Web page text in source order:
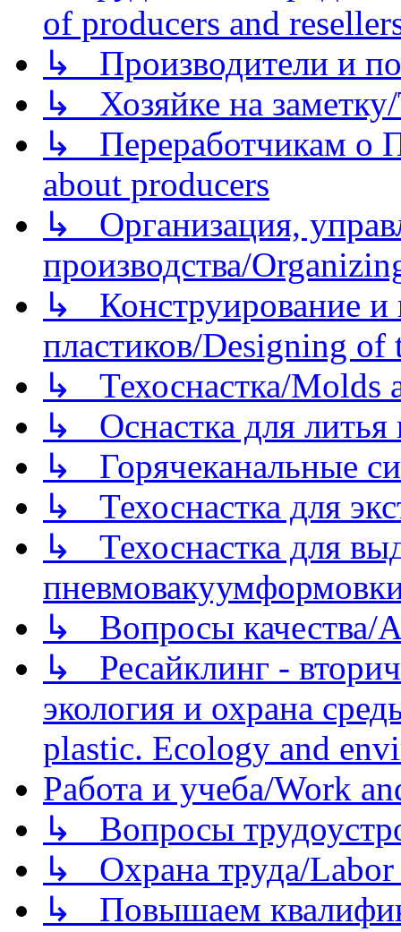
of producers and
↳ Производители и
↳ Хозяйке на
↳ Переработчикам о
about producers
↳ Организация,
производства/
↳ Конструирование и
пластиков/Designing of
↳ Техоснастка/Molds
↳ Оснастка для литья
↳ Горячеканальные
↳ Техоснастка для
↳ Техоснастка для
↳ Вопросы качества/
↳ Ресайклинг -
экология и охрана
plastic. Ecology and
Работа и учеба/Work
↳ Вопросы
↳ Охрана труда/Labor
↳ Повышаем